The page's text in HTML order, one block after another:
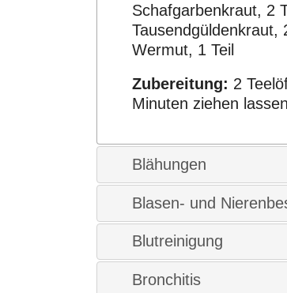
Schafgarbenkraut, 2
Tausendgüldenkraut,
Wermut, 1 Teil
Zubereitung: 2
Minuten ziehen
Blähungen
Blasen- und
Blutreinigung
Bronchitis